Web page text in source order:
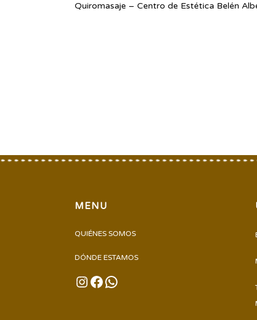
Quiromasaje – Centro de Estética Belén
MENU
QUIÉNES SOMOS
DÓNDE ESTAMOS
INSTAGRAM
FACEBOOK
WHATSAPP